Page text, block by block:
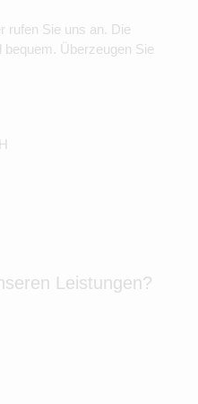
rufen Sie uns an. Die
Überzeugen Sie
Leistungen?